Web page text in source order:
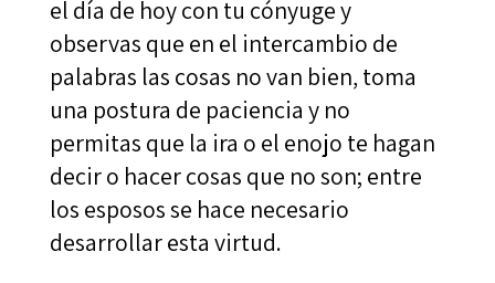
el día de hoy con tu cónyuge y
observas que en el intercambio de
palabras las cosas no van bien, toma
una postura de paciencia y no
permitas que la ira o el enojo te hagan
decir o hacer cosas que no son; entre
los esposos se hace necesario
desarrollar esta virtud.